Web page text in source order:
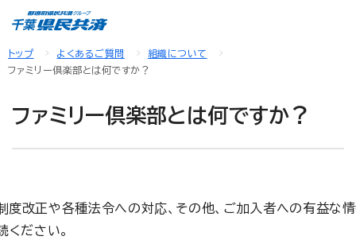
トップ よくあるご質問
組織について
ファミリー倶楽部とは何ですか？
ファミリー倶楽部とは何ですか？
度改正や各種法令への対応、その他、ご加入者への有益な
ください。